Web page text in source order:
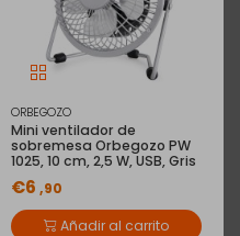
ORBEGOZO
Mini ventilador de
sobremesa Orbegozo PW
1025, 10 cm, 2,5 W, USB, Gris
€6 ,90
Añadir al carrito